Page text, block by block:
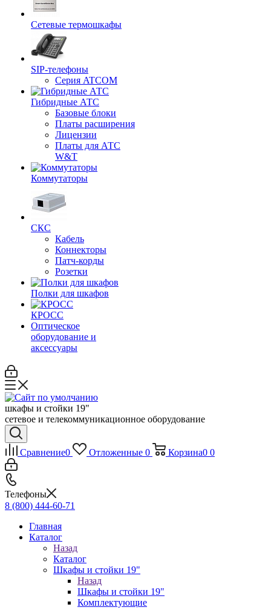
Сетевые термошкафы
SIP-телефоны
Серия ATCOM
Гибридные АТС
Базовые блоки
Платы расширения
Лицензии
Платы для АТС
W&T
Коммутаторы
СКС
Кабель
Коннекторы
Патч-корды
Розетки
Полки для шкафов
КРОСС
Оптическое
оборудование и
аксессуары
шкафы и стойки 19"
сетевое и телекоммуникационное оборудование
Сравнение0 Отложенные 0 Корзина0 0
Телефоны
8 (800) 444-60-71
Главная
Каталог
Назад
Каталог
Шкафы и стойки 19"
Назад
Шкафы и стойки 19"
Комплектующие